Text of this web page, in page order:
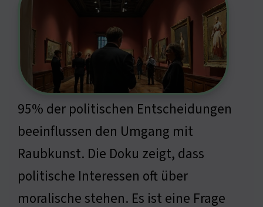
95% der politischen Entscheidungen
beeinflussen den Umgang mit
Raubkunst. Die Doku zeigt, dass
politische Interessen oft über
moralische stehen. Es ist eine Frage